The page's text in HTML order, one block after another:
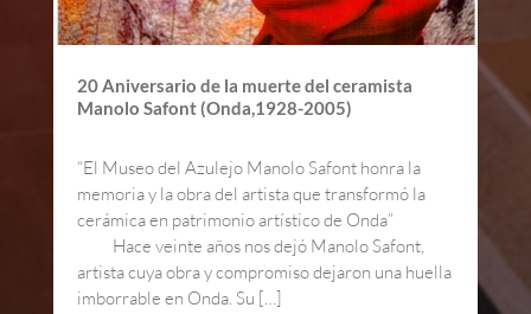
20 Aniversario de la muerte del ceramista
Manolo Safont (Onda,1928-2005)
“El Museo del Azulejo Manolo Safont honra la
memoria y la obra del artista que transformó la
cerámica en patrimonio artístico de Onda”
Hace veinte años nos dejó Manolo Safont,
artista cuya obra y compromiso dejaron una huella
imborrable en Onda. Su […]